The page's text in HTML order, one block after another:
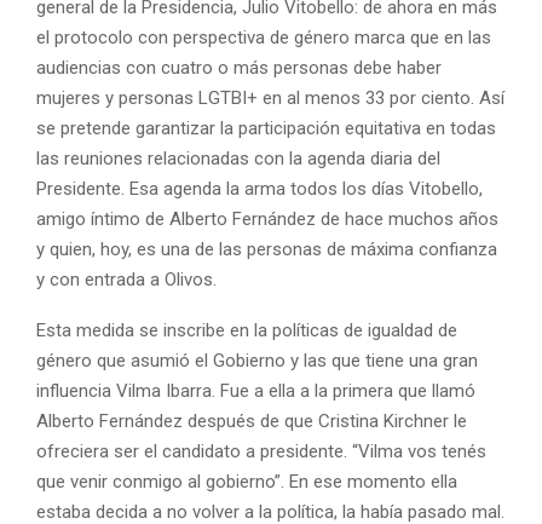
general de la Presidencia, Julio Vitobello: de ahora en más
el protocolo con perspectiva de género marca que en las
audiencias con cuatro o más personas debe haber
mujeres y personas LGTBI+ en al menos 33 por ciento. Así
se pretende garantizar la participación equitativa en todas
las reuniones relacionadas con la agenda diaria del
Presidente. Esa agenda la arma todos los días Vitobello,
amigo íntimo de Alberto Fernández de hace muchos años
y quien, hoy, es una de las personas de máxima confianza
y con entrada a Olivos.
Esta medida se inscribe en la políticas de igualdad de
género que asumió el Gobierno y las que tiene una gran
influencia Vilma Ibarra. Fue a ella a la primera que llamó
Alberto Fernández después de que Cristina Kirchner le
ofreciera ser el candidato a presidente. “Vilma vos tenés
que venir conmigo al gobierno”. En ese momento ella
estaba decida a no volver a la política, la había pasado mal.